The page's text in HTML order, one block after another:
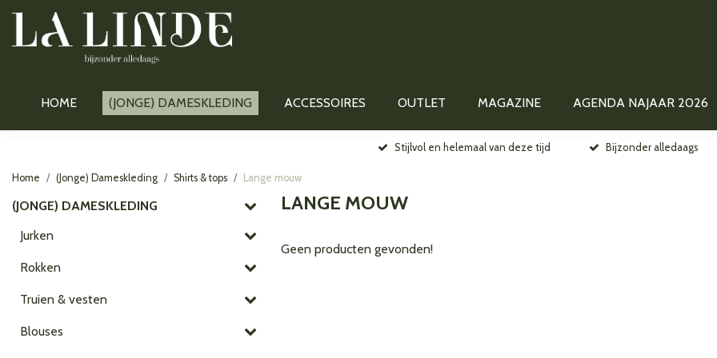
HOME (JONGE) DAMESKLEDING ACCESSOIRES OUTLET MAGAZINE AGENDA NAJAAR 2026
Stijlvol en helemaal van deze tijd Bijzonder alledaags
Home (Jonge) Dameskleding Shirts & tops Lange mouw
(JONGE) DAMESKLEDING
Jurken
Rokken
Truien & vesten
Blouses
LANGE MOUW
Geen producten gevonden!